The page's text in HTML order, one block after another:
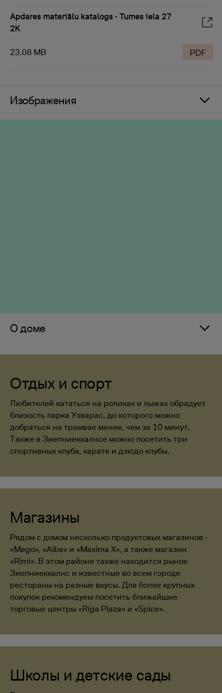
Apdares materiālu katalogs - Tumes iela 27
2K
23.08 MB PDF
Изображения
О доме
Отдых и спорт
Любителей кататься на роликах и лыжах обрадует
близость парка Узварас, до которого можно
добраться на трамвае менее, чем за 10 минут.
Также в Зиепниеккалнсе можно посетить три
спортивных клуба, карате и дзюдо клубы.
Магазины
Рядом с домом несколько продуктовых магазинов -
«Mego», «Aibe» и «Maxima X», а также магазин
«Rimi». В этом районе также находится рынок
Зиепниеккалнс и известные во всем городе
рестораны на разные вкусы. Для более крупных
покупок рекомендуем посетить ближайшие
торговые центры «Riga Plaza» и «Spice».
Школы и детские сады